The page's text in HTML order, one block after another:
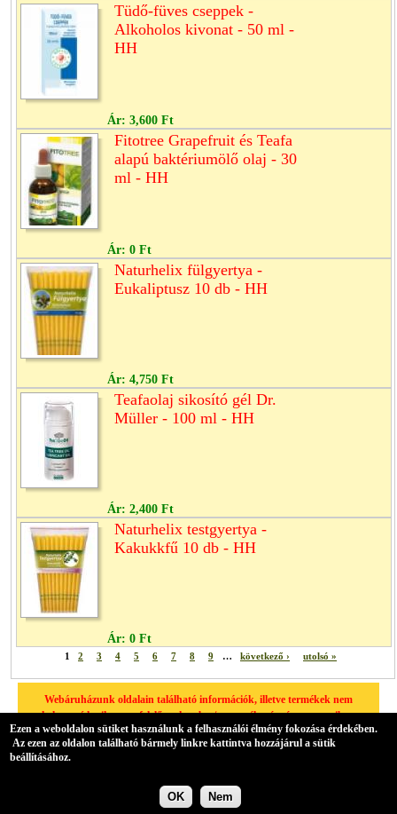
Tüdő-füves cseppek -
Alkoholos kivonat - 50 ml -
HH
Ár: 3,600 Ft
Fitotree Grapefruit és Teafa
alapú baktériumölő olaj - 30
ml - HH
Ár: 0 Ft
Naturhelix fülgyertya -
Eukaliptusz 10 db - HH
Ár: 4,750 Ft
Teafaolaj sikosító gél Dr.
Müller - 100 ml - HH
Ár: 2,400 Ft
Naturhelix testgyertya -
Kakukkfű 10 db - HH
Ár: 0 Ft
1 2 3 4 5 6 7 8 9 … következő › utolsó »
Webáruházunk oldalain található információk, illetve termékek nem
helyettesíthetik a megfelelő szakember/orvos véleményét, amennyiben
egészségügyi problémája van, kérjük minden esetben forduljon
háziorvosához.
Ezen a weboldalon sütiket használunk a felhasználói élmény fokozása érdekében.
Az ezen az oldalon található bármely linkre kattintva hozzájárul a sütik
beállításához.
OK Nem